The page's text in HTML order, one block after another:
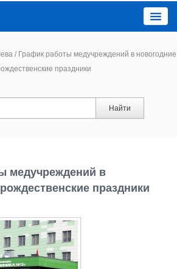
/График работы медучреждений в новогодние
праздники
Найти
медучреждений в
праздники